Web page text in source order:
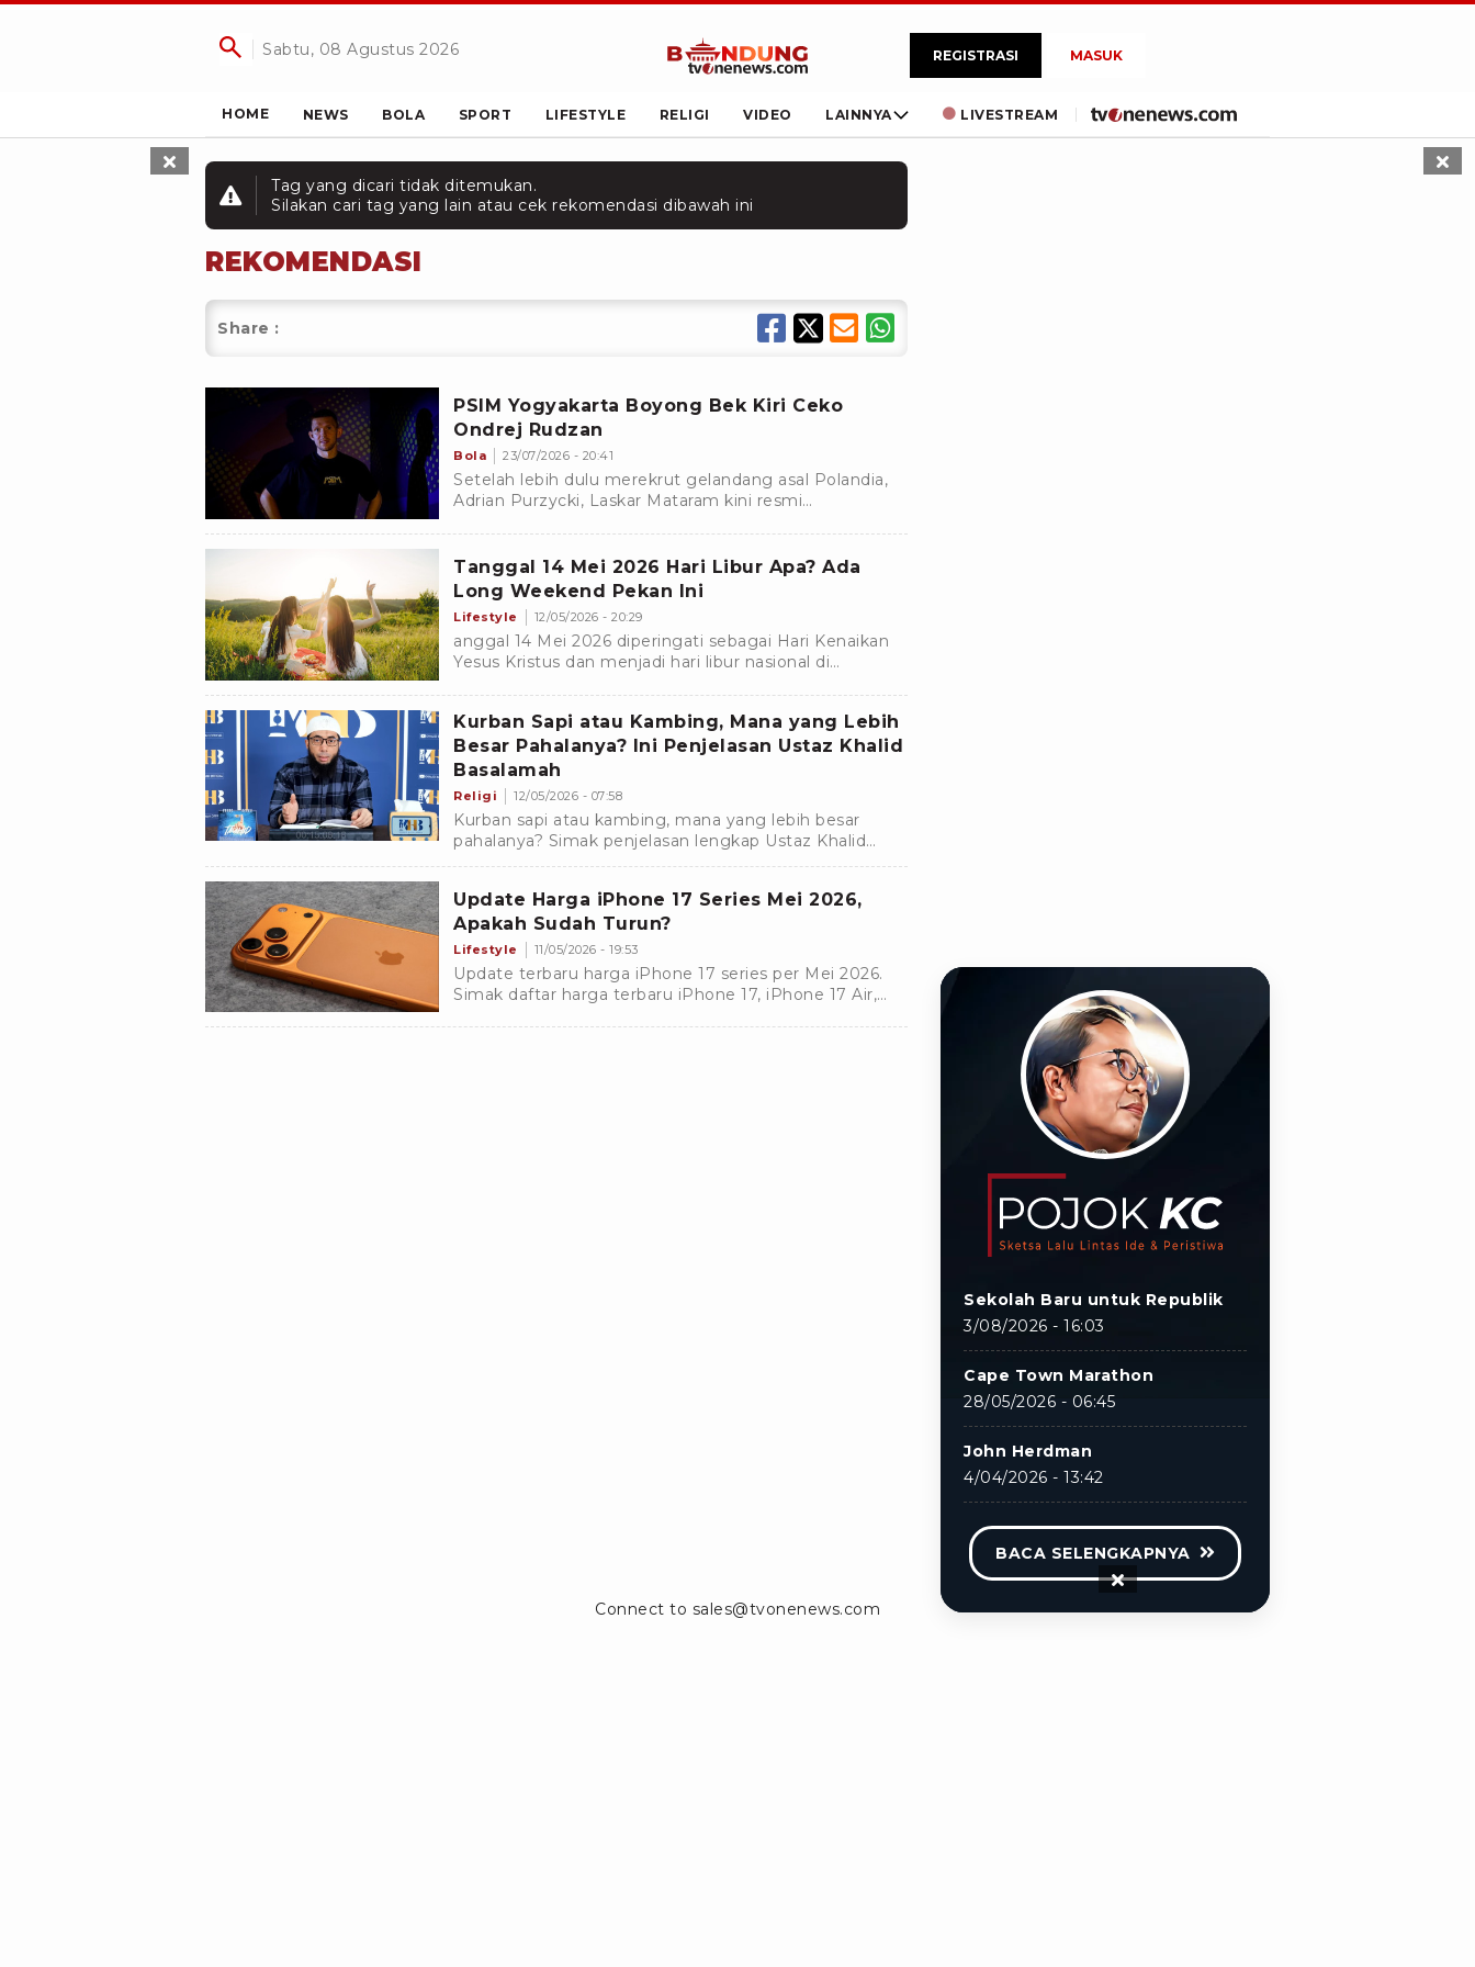
Sabtu, 08 Agustus 2026 REGISTRASI MASUK
HOME NEWS BOLA SPORT LIFESTYLE RELIGI VIDEO LAINNYA LIVESTREAM
Tag yang dicari tidak ditemukan.
Silakan cari tag yang lain atau cek rekomendasi dibawah ini
REKOMENDASI
Share :
PSIM Yogyakarta Boyong Bek Kiri Ceko
Ondrej Rudzan
Bola 23/07/2026 - 20:41
Setelah lebih dulu merekrut gelandang asal Polandia,
Adrian Purzycki, Laskar Mataram kini resmi
Tanggal 14 Mei 2026 Hari Libur Apa? Ada
Long Weekend Pekan Ini
Lifestyle 12/05/2026 - 20:29
anggal 14 Mei 2026 diperingati sebagai Hari Kenaikan
Yesus Kristus dan menjadi hari libur nasional di
Kurban Sapi atau Kambing, Mana yang Lebih
Besar Pahalanya? Ini Penjelasan Ustaz Khalid
Basalamah
Religi 12/05/2026 - 07:58
Kurban sapi atau kambing, mana yang lebih besar
pahalanya? Simak penjelasan lengkap Ustaz Khalid
Basalamah tentang hewan kurban paling afdal
Update Harga iPhone 17 Series Mei 2026,
Apakah Sudah Turun?
Lifestyle 11/05/2026 - 19:53
Update terbaru harga iPhone 17 series per Mei 2026.
Simak daftar harga terbaru iPhone 17, iPhone 17 Air,
Sekolah Baru untuk Republik
3/08/2026 - 16:03
Cape Town Marathon
28/05/2026 - 06:45
John Herdman
4/04/2026 - 13:42
BACA SELENGKAPNYA